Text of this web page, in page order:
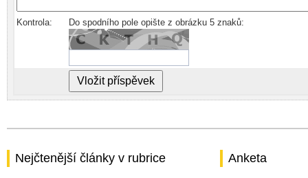
Kontrola: Do spodního pole opište z obrázku 5 znaků:
Nejčtenější články v rubrice Anketa